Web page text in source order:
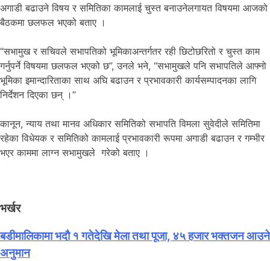
अगाडी बढाउने विषय र समितिका कामलाई चुस्त बनाउनेलगायत विषयमा आजको
बैठकमा छलफल भएको बताए ।
“सभामुख र सचिवले सभापतिको भूमिकाअन्तर्गतर रही छिटोछरितो र चुस्त काम
गर्नुपर्ने विषयमा छलफल भएको छ”, उनले भने, “सभामुखले पनि सभापतिले आफ्नो
भूमिका इमान्दारिताका साथ अघि बढाउन र प्रभावकारी कार्यसम्पादनका लागि
निर्देशन दिएका छन् ।”
कानून, न्याय तथा मानव अधिकार समितिको सभापति विमला सुवेदीले समितिमा
रहेका विधेयक र समितिको कामलाई प्रभावकारी रूपमा अगाडी बढाउन र गम्भीर
भएर काममा लाग्न सभामुखले गरेको बताए ।
भर्खर
बडीमालिकामा भदौ १ गतेदेखि मेला तथा पूजा, ४५ हजार भक्तजन आउने
अनुमान